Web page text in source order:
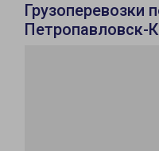
Грузоперевозки
Петропавловск-